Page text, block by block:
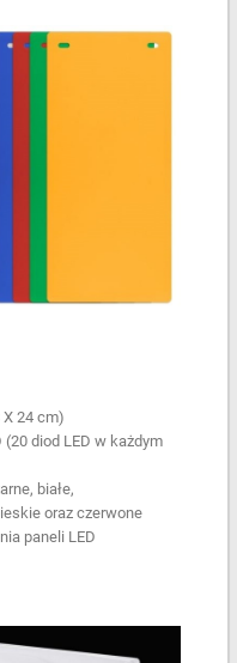
24 cm)
diod LED w każdym
białe,
oraz czerwone
paneli LED